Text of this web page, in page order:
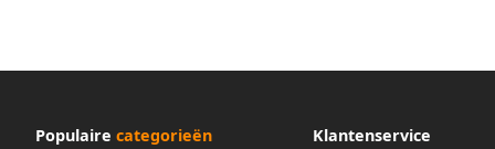
Populaire categorieën Klantenservice